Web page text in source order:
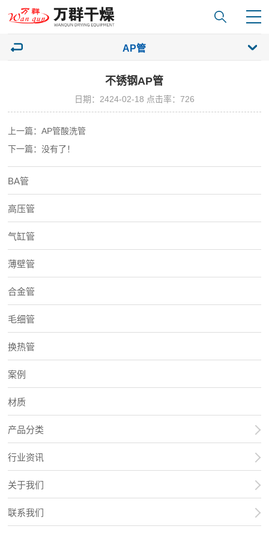
AP管
不锈钢AP管
日期：2424-02-18 点击率：726
上一篇：AP管酸洗管
下一篇：没有了！
BA管
高压管
气缸管
薄壁管
合金管
毛细管
换热管
案例
材质
产品分类
行业资讯
关于我们
联系我们